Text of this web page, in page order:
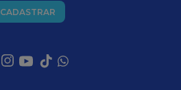
CADASTRAR